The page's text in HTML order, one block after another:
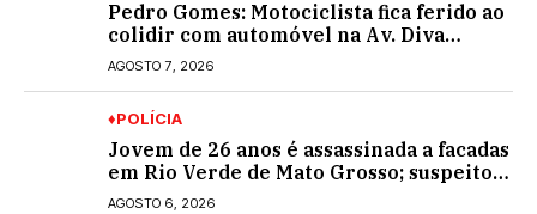
Pedro Gomes: Motociclista fica ferido ao
colidir com automóvel na Av. Diva
Araújo; ele não tinha CNH
AGOSTO 7, 2026
♦POLÍCIA
Jovem de 26 anos é assassinada a facadas
em Rio Verde de Mato Grosso; suspeito é
procurado
AGOSTO 6, 2026